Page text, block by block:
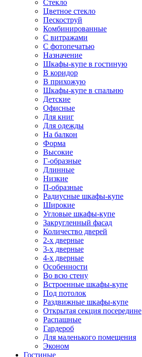
Стекло
Цветное стекло
Пескоструй
Комбинированные
С витражами
С фотопечатью
Назначение
Шкафы-купе в гостиную
В коридор
В прихожую
Шкафы-купе в спальню
Детские
Офисные
Для книг
Для одежды
На балкон
Форма
Высокие
Г-образные
Длинные
Низкие
П-образные
Радиусные шкафы-купе
Широкие
Угловые шкафы-купе
Закругленный фасад
Количество дверей
2-х дверные
3-х дверные
4-х дверные
Особенности
Во всю стену
Встроенные шкафы-купе
Под потолок
Раздвижные шкафы-купе
Открытая секция посередине
Распашные
Гардероб
Для маленького помещения
Эконом
Гостиные